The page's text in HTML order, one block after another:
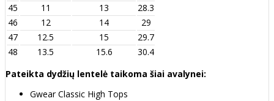
45
11 13
28.3
46
12 14
29
47
12.5 15
29.7
48
13.5 15.6
30.4
Pateikta dydžių lentelė taikoma šiai avalynei:
Gwear Classic High Tops